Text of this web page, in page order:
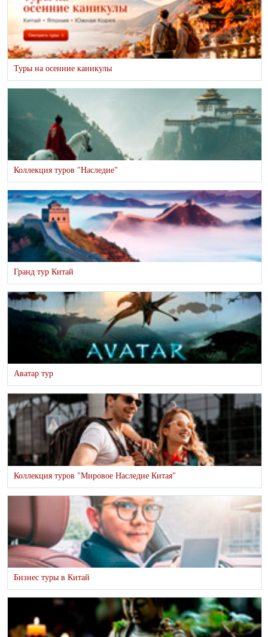
Туры на осенние каникулы
Коллекция туров "Наследие"
Гранд тур Китай
Аватар тур
Коллекция туров "Мировое Наследие Китая"
Бизнес туры в Китай